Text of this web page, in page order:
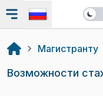
Магистранту
Возможности